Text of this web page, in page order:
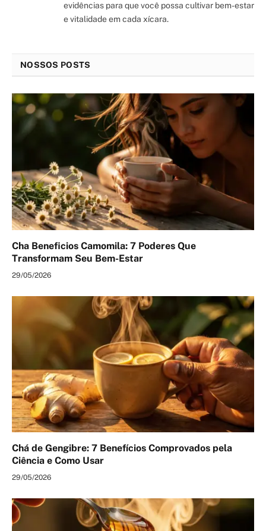
evidências para que você possa cultivar bem-estar
e vitalidade em cada xícara.
NOSSOS POSTS
Cha Beneficios Camomila: 7 Poderes Que
Transformam Seu Bem-Estar
29/05/2026
Chá de Gengibre: 7 Benefícios Comprovados pela
Ciência e Como Usar
29/05/2026